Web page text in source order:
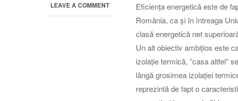
LEAVE A COMMENT
Eficiența energetică este de
România, ca și în întreaga
clasă energetică net
Un alt obiectiv ambițios este
izolație termică, ”casa altfel”
lângă grosimea izolației
reprezintă de fapt o